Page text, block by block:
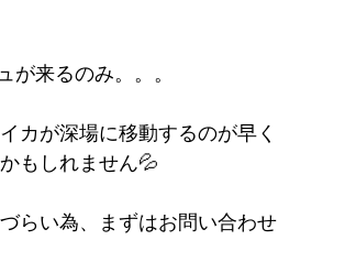
来るのみ。。。
カが深場に移動するのが早く
もしれません💦
らい為、まずはお問い合わせ